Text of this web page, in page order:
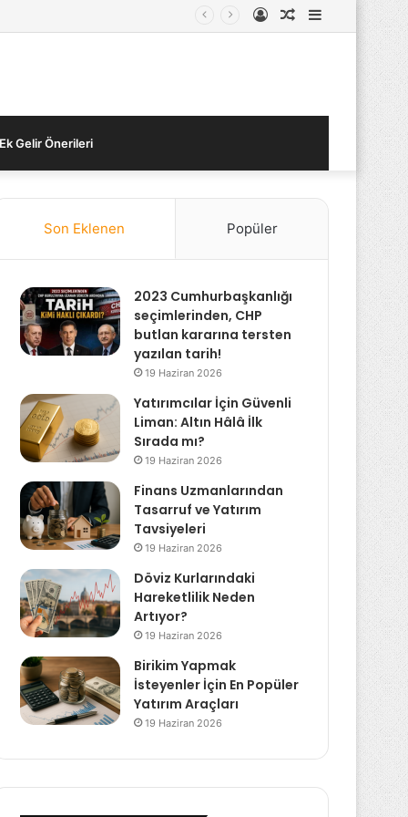
Kenar
Bölmesi
Rastgele
Kayıt
Ek Gelir Önerileri
Son Eklenen Popüler
2023 Cumhurbaşkanlığı
seçimlerinden, CHP
butlan kararına tersten
yazılan tarih!
19 Haziran 2026
Yatırımcılar İçin Güvenli
Liman: Altın Hâlâ İlk
Sırada mı?
19 Haziran 2026
Finans Uzmanlarından
Tasarruf ve Yatırım
Tavsiyeleri
19 Haziran 2026
Döviz Kurlarındaki
Hareketlilik Neden
Artıyor?
19 Haziran 2026
Birikim Yapmak
İsteyenler İçin En Popüler
Yatırım Araçları
19 Haziran 2026